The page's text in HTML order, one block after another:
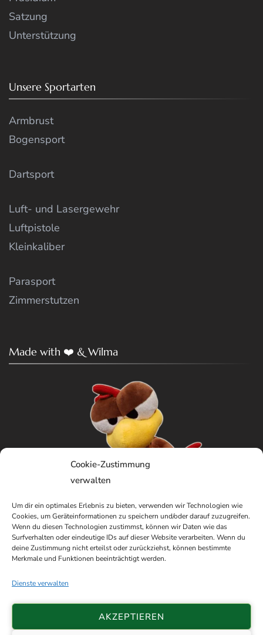
Cookie-Zustimmung
verwalten
Um dir ein optimales Erlebnis zu bieten, verwenden wir Technologien wie
Cookies, um Geräteinformationen zu speichern und/oder darauf zuzugreifen.
Wenn du diesen Technologien zustimmst, können wir Daten wie das
Surfverhalten oder eindeutige IDs auf dieser Website verarbeiten. Wenn du
deine Zustimmung nicht erteilst oder zurückziehst, können bestimmte
Merkmale und Funktionen beeinträchtigt werden.
Dienste verwalten
AKZEPTIEREN
Satzung
Unterstützung
Unsere Sportarten
Armbrust
Bogensport
Dartsport
Luft- und Lasergewehr
Luftpistole
Kleinkaliber
Parasport
Zimmerstutzen
Made with ❤️ & Wilma